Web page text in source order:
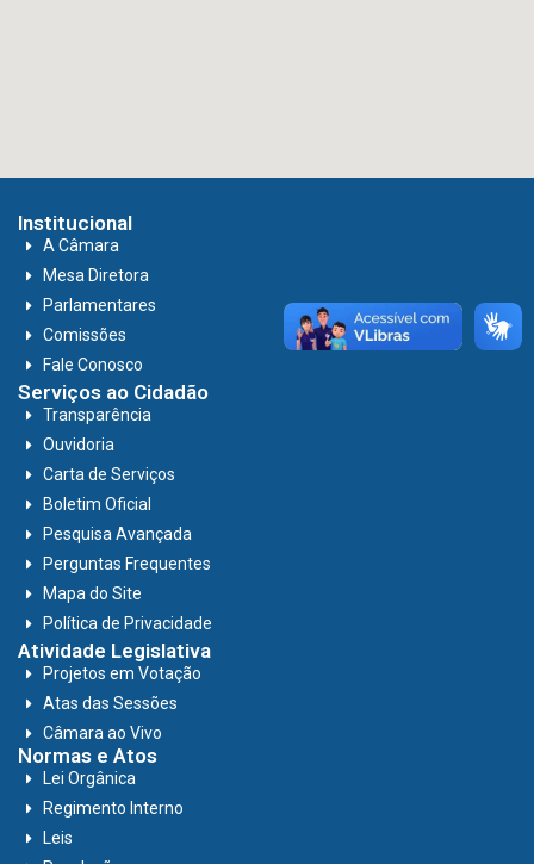
Institucional
A Câmara
Mesa Diretora
Parlamentares
Comissões
Fale Conosco
Serviços ao Cidadão
Transparência
Ouvidoria
Carta de Serviços
Boletim Oficial
Pesquisa Avançada
Perguntas Frequentes
Mapa do Site
Política de Privacidade
Atividade Legislativa
Projetos em Votação
Atas das Sessões
Câmara ao Vivo
Normas e Atos
Lei Orgânica
Regimento Interno
Leis